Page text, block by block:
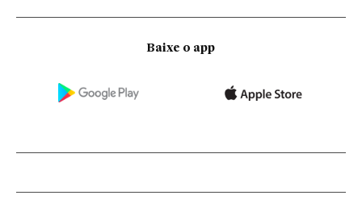
Baixe o app